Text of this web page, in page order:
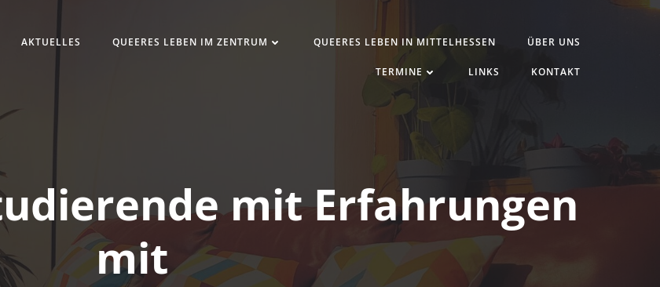
AKTUELLES QUEERES LEBEN IM ZENTRUM QUEERES LEBEN IN MITTELHESSEN ÜBER UNS
TERMINE LINKS KONTAKT
mit Erfahrungen
mit